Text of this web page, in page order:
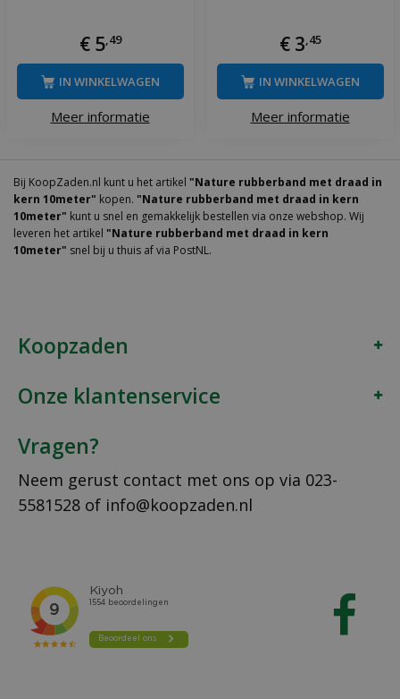
€ 5,49
Meer informatie
IN WINKELWAGEN
€ 3,45
Meer informatie
IN WINKELWAGEN
Bij KoopZaden.nl kunt u het artikel "Nature rubberband met draad in
kern 10meter" kopen. "Nature rubberband met draad in kern
10meter" kunt u snel en gemakkelijk bestellen via onze webshop. Wij
leveren het artikel "Nature rubberband met draad in kern
10meter" snel bij u thuis af via PostNL.
Koopzaden
Onze klantenservice
Vragen?
Neem gerust contact met ons op via 023-
5581528 of info@koopzaden.nl